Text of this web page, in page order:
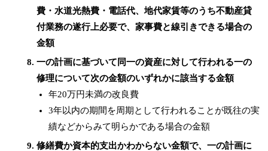
費・水道光熱費・電話代、地代家賃等のうち不動産貸
付業務の遂行上必要で、家事費と線引きできる場合の
金額
一の計画に基づいて同一の資産に対して行われる一の
修理について次の金額のいずれかに該当する金額
年20万円未満の改良費
3年以内の期間を周期として行われることが既往の実
績などからみて明らかである場合の金額
修繕費か資本的支出かわからない金額で、一の計画に